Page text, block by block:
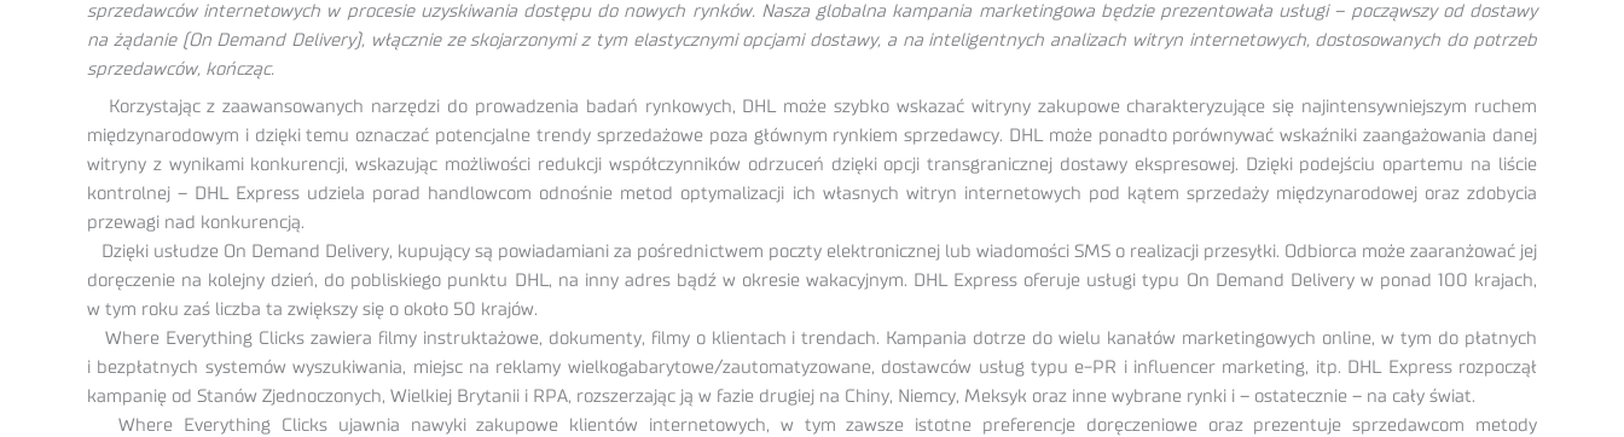
sprzedawców internetowych w procesie uzyskiwania dostępu do nowych rynków. Nasza globalna kampania marketingowa będzie prezentowała usługi – począwszy od dostawy
na żądanie (On Demand Delivery), włącznie ze skojarzonymi z tym elastycznymi opcjami dostawy, a na inteligentnych analizach witryn internetowych, dostosowanych do potrzeb
sprzedawców, kończąc.
Korzystając z zaawansowanych narzędzi do prowadzenia badań rynkowych, DHL może szybko wskazać witryny zakupowe charakteryzujące się najintensywniejszym ruchem
międzynarodowym i dzięki temu oznaczać potencjalne trendy sprzedażowe poza głównym rynkiem sprzedawcy. DHL może ponadto porównywać wskaźniki zaangażowania danej
witryny z wynikami konkurencji, wskazując możliwości redukcji współczynników odrzuceń dzięki opcji transgranicznej dostawy ekspresowej. Dzięki podejściu opartemu na liście
kontrolnej – DHL Express udziela porad handlowcom odnośnie metod optymalizacji ich własnych witryn internetowych pod kątem sprzedaży międzynarodowej oraz zdobycia
przewagi nad konkurencją.
Dzięki usłudze On Demand Delivery, kupujący są powiadamiani za pośrednictwem poczty elektronicznej lub wiadomości SMS o realizacji przesyłki. Odbiorca może zaaranżować jej
doręczenie na kolejny dzień, do pobliskiego punktu DHL, na inny adres bądź w okresie wakacyjnym. DHL Express oferuje usługi typu On Demand Delivery w ponad 100 krajach,
w tym roku zaś liczba ta zwiększy się o około 50 krajów.
Where Everything Clicks zawiera filmy instruktażowe, dokumenty, filmy o klientach i trendach. Kampania dotrze do wielu kanałów marketingowych online, w tym do płatnych
i bezpłatnych systemów wyszukiwania, miejsc na reklamy wielkogabarytowe/zautomatyzowane, dostawców usług typu e-PR i influencer marketing, itp. DHL Express rozpoczął
kampanię od Stanów Zjednoczonych, Wielkiej Brytanii i RPA, rozszerzając ją w fazie drugiej na Chiny, Niemcy, Meksyk oraz inne wybrane rynki i – ostatecznie – na cały świat.
Where Everything Clicks ujawnia nawyki zakupowe klientów internetowych, w tym zawsze istotne preferencje doręczeniowe oraz prezentuje sprzedawcom metody